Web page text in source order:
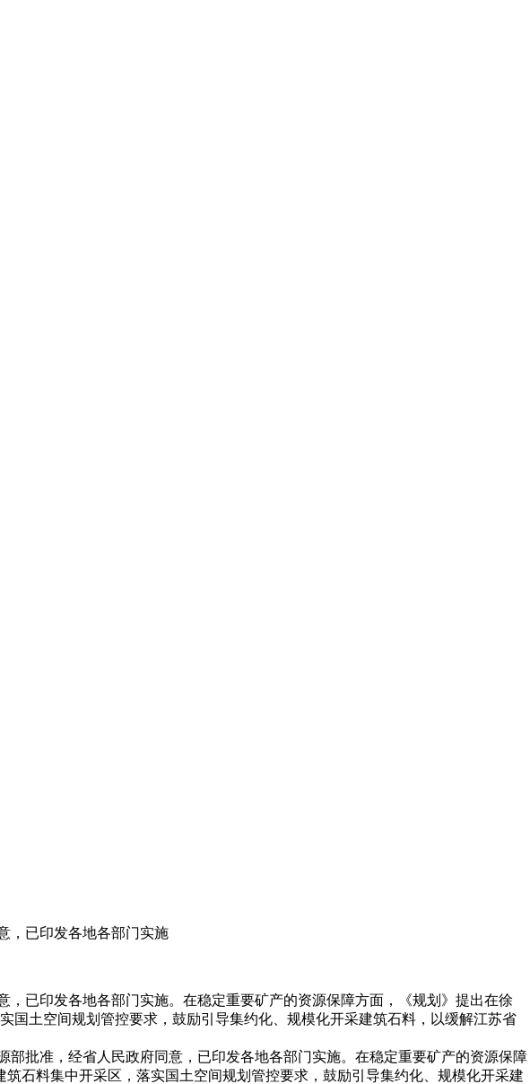
，已印发各地各部门实施
已印发各地各部门实施。在稳定重要矿产的资源保障方面，《规划》提出在徐
土空间规划管控要求，鼓励引导集约化、规模化开采建筑石料，以缓解江苏省
批准，经省人民政府同意，已印发各地各部门实施。在稳定重要矿产的资源保障
石料集中开采区，落实国土空间规划管控要求，鼓励引导集约化、规模化开采建